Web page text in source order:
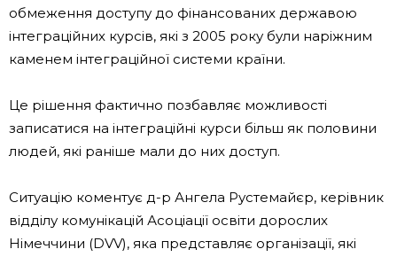
обмеження доступу до фінансованих державою
інтеграційних курсів, які з 2005 року були наріжним
каменем інтеграційної системи країни.
Це рішення фактично позбавляє можливості
записатися на інтеграційні курси більш як половини
людей, які раніше мали до них доступ.
Ситуацію коментує д-р Ангела Рустемайєр, керівник
відділу комунікацій Асоціації освіти дорослих
Німеччини (DVV), яка представляє організації, які